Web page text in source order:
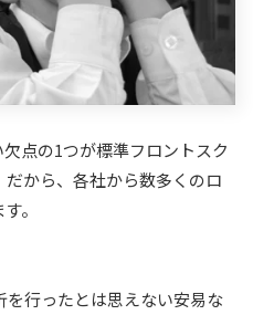
点の1つが標準フロントスク
から、各社から数多くのロ
。
行ったとは思えない安易な